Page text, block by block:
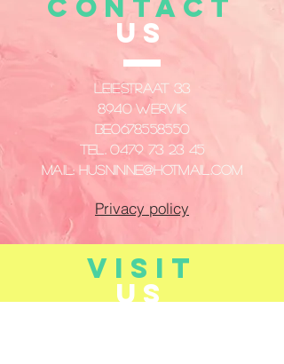
CONTACT
US
Leiestraat 33
8940 Wervik
​BE0678558550
Tel.0479 73 23 45
Mail: husninne@hotmail.com
Privacy policy
VISIT
US